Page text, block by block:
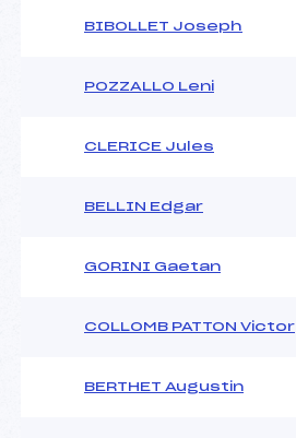
BIBOLLET Joseph
POZZALLO Leni
CLERICE Jules
BELLIN Edgar
GORINI Gaetan
COLLOMB PATTON Victor
BERTHET Augustin